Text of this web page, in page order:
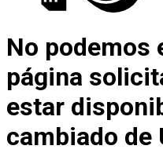
No podemos
página
estar
cambiado de